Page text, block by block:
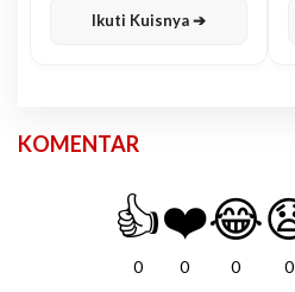
Ikuti Kuisnya ➔
KOMENTAR
👍
0
❤️
0
😂
0 0